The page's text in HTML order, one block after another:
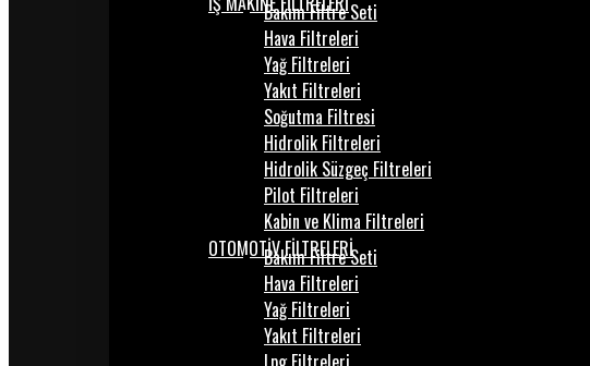
Bakım Filtre Seti
Hava Filtreleri
Yağ Filtreleri
Yakıt Filtreleri
Soğutma Filtresi
Hidrolik Filtreleri
Hidrolik Süzgeç Filtreleri
Pilot Filtreleri
Kabin ve Klima Filtreleri
OTOMOTİV FİLTRELERİ
Bakım Filtre Seti
Hava Filtreleri
Yağ Filtreleri
Yakıt Filtreleri